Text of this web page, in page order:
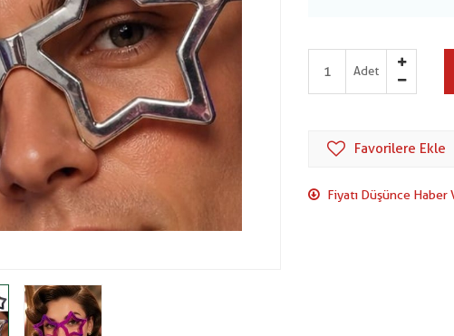
Adet
Favorilere Ekle
Fiyatı Düşünce Haber